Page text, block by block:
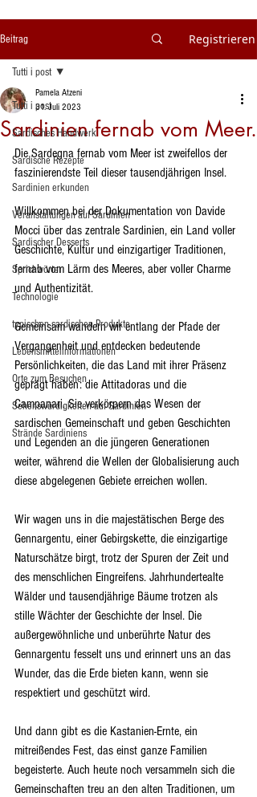
Beitrag Registrieren
Tutti i post
Sardisches Handwerk
Sardische Rezepte
Sardinien erkunden
Veranstaltungen auf Sardinien
Sardischer Desserts
Sprichwörter
Technologie
typischen sardischen Produkte
Lebensmittelinformationen
Orte zum Besuchen
Sehenswürdigkeiten auf Sardinien
Strände Sardiniens
Tutti i post
Sardinien fernab vom Meer.
Pamela Atzeni
31. Juli 2023
Die Sardegna fernab vom Meer ist zweifellos der
faszinierendste Teil dieser tausendjährigen Insel.
Willkommen bei der Dokumentation von Davide
Mocci über das zentrale Sardinien, ein Land voller
Geschichte, Kultur und einzigartiger Traditionen,
fernab vom Lärm des Meeres, aber voller Charme
und Authentizität.
Gemeinsam wandern wir entlang der Pfade der
Vergangenheit und entdecken bedeutende
Persönlichkeiten, die das Land mit ihrer Präsenz
geprägt haben: die Attitadoras und die
Campanari. Sie verkörpern das Wesen der
sardischen Gemeinschaft und geben Geschichten
und Legenden an die jüngeren Generationen
weiter, während die Wellen der Globalisierung auch
diese abgelegenen Gebiete erreichen wollen.
Wir wagen uns in die majestätischen Berge des
Gennargentu, einer Gebirgskette, die einzigartige
Naturschätze birgt, trotz der Spuren der Zeit und
des menschlichen Eingreifens. Jahrhundertealte
Wälder und tausendjährige Bäume trotzen als
stille Wächter der Geschichte der Insel. Die
außergewöhnliche und unberührte Natur des
Gennargentu fesselt uns und erinnert uns an das
Wunder, das die Erde bieten kann, wenn sie
respektiert und geschützt wird.
Und dann gibt es die Kastanien-Ernte, ein
mitreißendes Fest, das einst ganze Familien
begeisterte. Auch heute noch versammeln sich die
Gemeinschaften treu an den alten Traditionen, um